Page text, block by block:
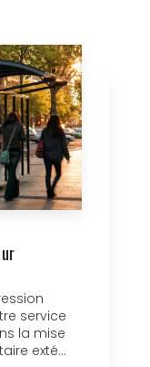
service
la mise
exté...